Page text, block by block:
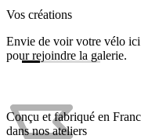
Vos créations
Envie de voir votre vélo ici
pour rejoindre la galerie.
Conçu et fabriqué en
dans nos ateliers